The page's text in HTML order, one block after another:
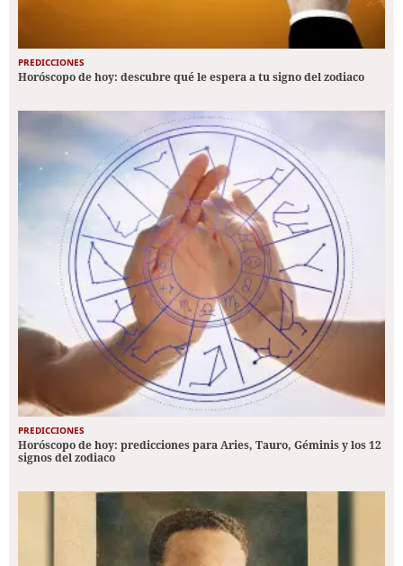
PREDICCIONES
Horóscopo de hoy: descubre qué le espera a tu signo del zodiaco
PREDICCIONES
Horóscopo de hoy: predicciones para Aries, Tauro, Géminis y los 12
signos del zodiaco